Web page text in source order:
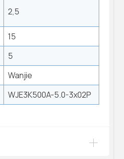
2,5
15
5
Wanjie
WJE3K500A-5.0-3x02P